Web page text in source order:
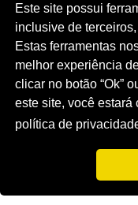
Este site possui
inclusive de
Estas ferramentas
melhor experiência
clicar no botão “Ok”
este site, você estará
política de